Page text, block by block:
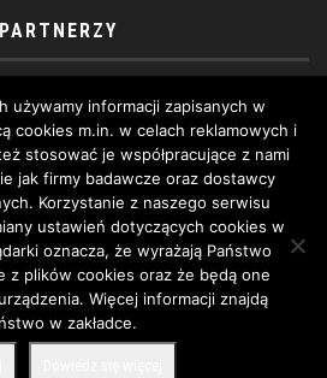
PARTNERZY
używamy informacji zapisanych w
cookies m.in. w celach reklamowych i
stosować je współpracujące z nami
jak firmy badawcze oraz dostawcy
Korzystanie z naszego serwisu
ustawień dotyczących cookies w
oznacza, że wyrażają Państwo
z plików cookies oraz że będą one
Więcej informacji znajdą
w zakładce.